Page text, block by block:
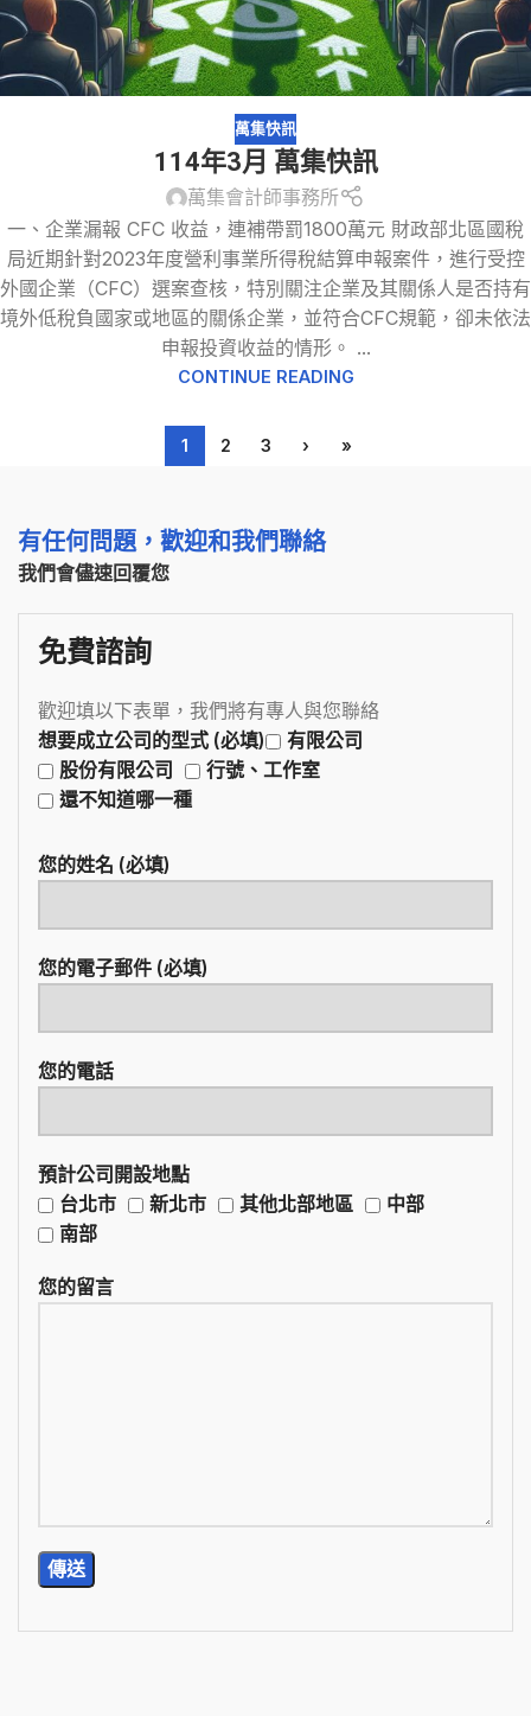
萬集快訊
114年3月 萬集快訊
萬集會計師事務所
一、企業漏報 CFC 收益，連補帶罰1800萬元 財政部北區國稅
局近期針對2023年度營利事業所得稅結算申報案件，進行受控
外國企業（CFC）選案查核，特別關注企業及其關係人是否持有
境外低稅負國家或地區的關係企業，並符合CFC規範，卻未依法
申報投資收益的情形。 ...
CONTINUE READING
1 2 3 › »
有任何問題，歡迎和我們聯絡
我們會儘速回覆您
免費諮詢
歡迎填以下表單，我們將有專人與您聯絡
想要成立公司的型式 (必填)
有限公司
股份有限公司
行號、工作室
還不知道哪一種
您的姓名 (必填)
您的電子郵件 (必填)
您的電話
預計公司開設地點
台北市
新北市 其他北部地區
中部
南部
您的留言